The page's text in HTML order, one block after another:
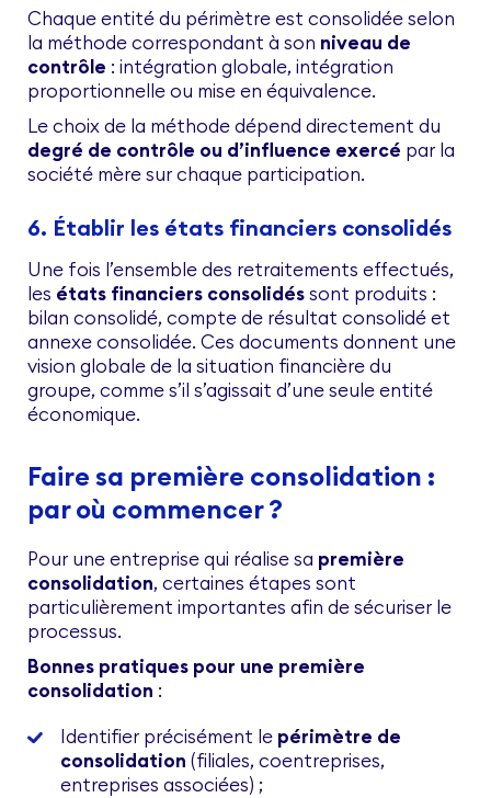
Chaque entité du périmètre est consolidée selon
la méthode correspondant à son niveau de
contrôle : intégration globale, intégration
proportionnelle ou mise en équivalence.
Le choix de la méthode dépend directement du
degré de contrôle ou d’influence exercé par la
société mère sur chaque participation.
6. Établir les états financiers consolidés
Une fois l’ensemble des retraitements effectués,
les états financiers consolidéssont produits :
bilan consolidé, compte de résultat consolidé et
annexe consolidée. Ces documents donnent une
vision globale de la situation financière du
groupe, comme s’il s’agissait d’une seule entité
économique.
Faire sa première consolidation :
par où commencer ?
Pour une entreprise qui réalise sa première
consolidation, certaines étapes sont
particulièrement importantes afin de sécuriser le
processus.
Bonnes pratiques pour une première
consolidation :
Identifier précisément le périmètre de
consolidation (filiales, coentreprises,
entreprises associées) ;